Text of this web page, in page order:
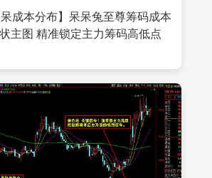
成本分布】呆呆兔至尊筹码成本
主图 精准锁定主力筹码高低点